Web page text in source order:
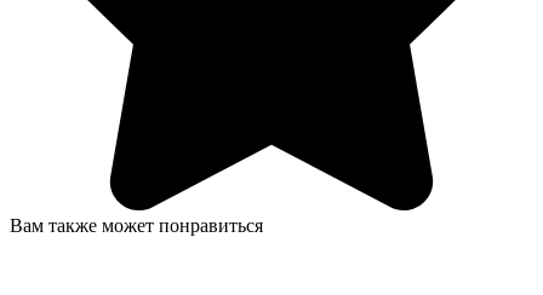
Вам также может понравиться